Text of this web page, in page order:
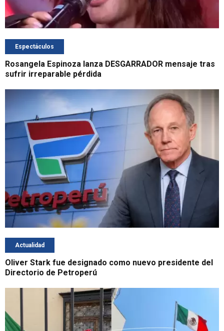
Espectáculos
Rosangela Espinoza lanza DESGARRADOR mensaje tras
sufrir irreparable pérdida
Actualidad
Oliver Stark fue designado como nuevo presidente del
Directorio de Petroperú